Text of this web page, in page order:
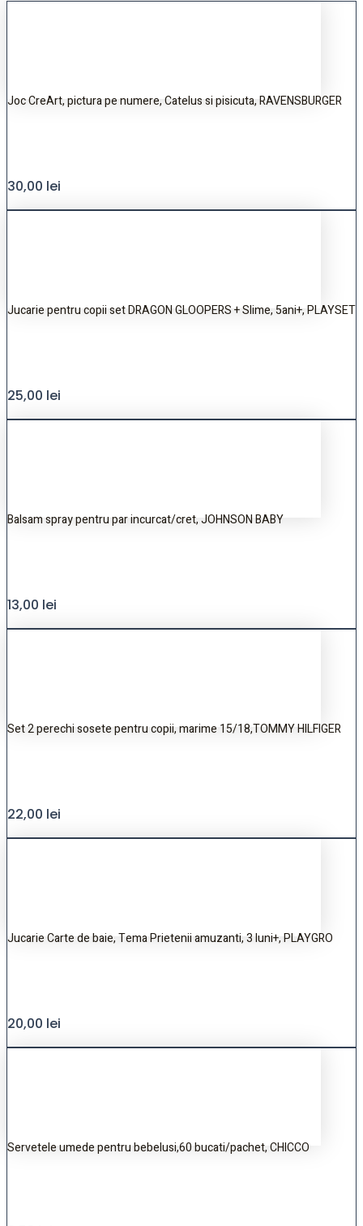
Joc CreArt, pictura pe numere, Catelus si pisicuta, RAVENSBURGER
30,00 lei
Jucarie pentru copii set DRAGON GLOOPERS + Slime, 5ani+, PLAYSET
25,00 lei
Balsam spray pentru par incurcat/cret, JOHNSON BABY
13,00 lei
Set 2 perechi sosete pentru copii, marime 15/18,TOMMY HILFIGER
22,00 lei
Jucarie Carte de baie, Tema Prietenii amuzanti, 3 luni+, PLAYGRO
20,00 lei
Servetele umede pentru bebelusi,60 bucati/pachet, CHICCO